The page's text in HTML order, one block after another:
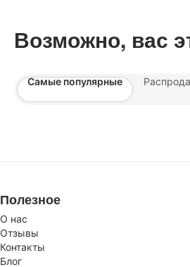
Возможно, вас
Самые популярные
Полезное
О нас
Отзывы
Контакты
Блог